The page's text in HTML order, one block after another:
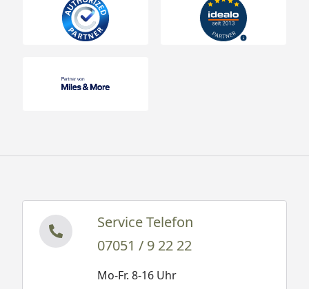
Service Telefon
07051 / 9 22 22
Mo-Fr. 8-16 Uhr